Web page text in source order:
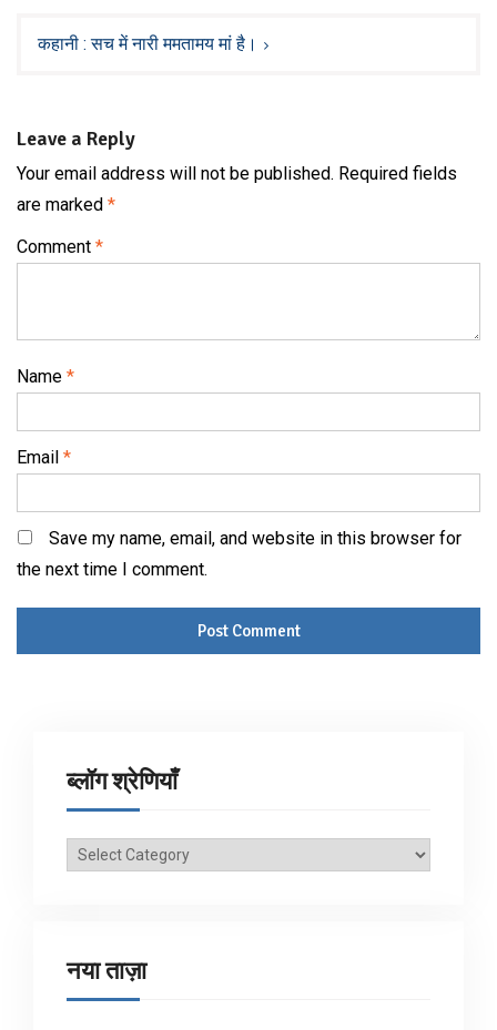
कहानी : सच में नारी ममतामय मां है।
Leave a Reply
Your email address will not be published. Required fields
are marked *
Comment *
Name *
Email *
Save my name, email, and website in this browser for
the next time I comment.
ब्लॉग श्रेणियाँ
ब्लॉग
नया ताज़ा